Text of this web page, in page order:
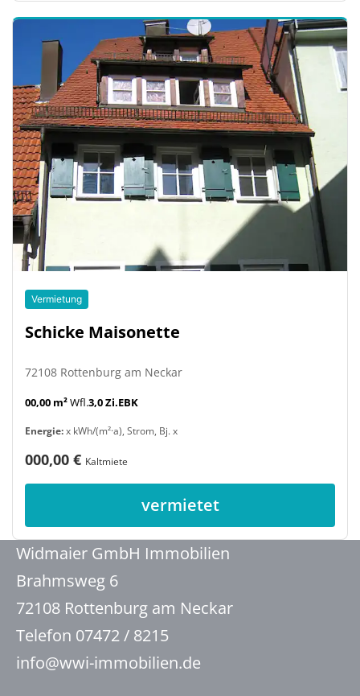
Vermietung
Schicke Maisonette
72108 Rottenburg am Neckar
00,00 m²Wfl.3,0 Zi.EBK
Energie:x kWh/(m²·a), Strom, Bj. x
000,00 € Kaltmiete
vermietet
Widmaier GmbH Immobilien
Brahmsweg 6
72108 Rottenburg am Neckar
Telefon 07472 / 8215
info@wwi-immobilien.de